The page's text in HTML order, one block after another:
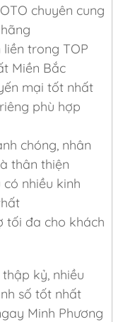
chuyên cung
trong TOP
Miền Bắc
mại tốt nhất
phù hợp
chóng, nhân
thân thiện
nhiều kinh
tối đa cho khách
kỷ, nhiều
số tốt nhất
Minh Phương